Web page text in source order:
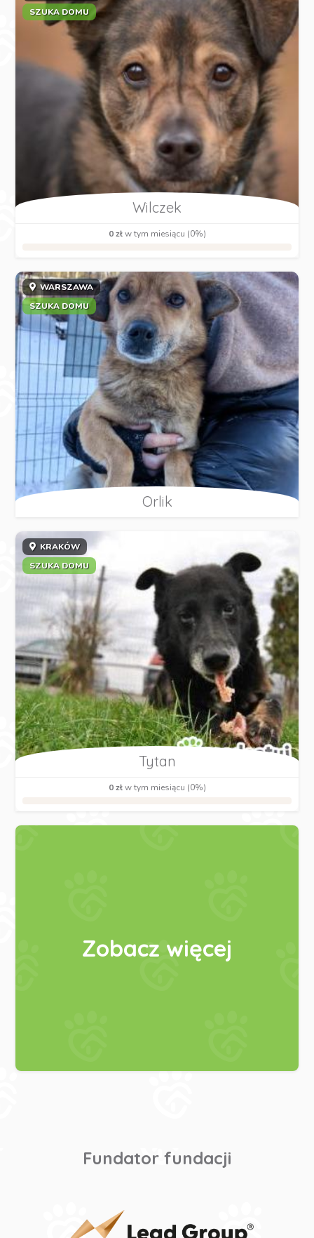
SZUKA DOMU
Wilczek
0 złw tym miesiącu (0%)
WARSZAWA
SZUKA DOMU
Orlik
KRAKÓW
SZUKA DOMU
Tytan
0 złw tym miesiącu (0%)
Zobacz więcej
Fundator fundacji